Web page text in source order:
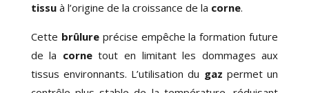
tissuà l’origine de la croissance de la corne.
Cette brûlureprécise empêche la formation future
de la cornetout en limitant les dommages aux
tissus environnants. L’utilisation du gaz permet un